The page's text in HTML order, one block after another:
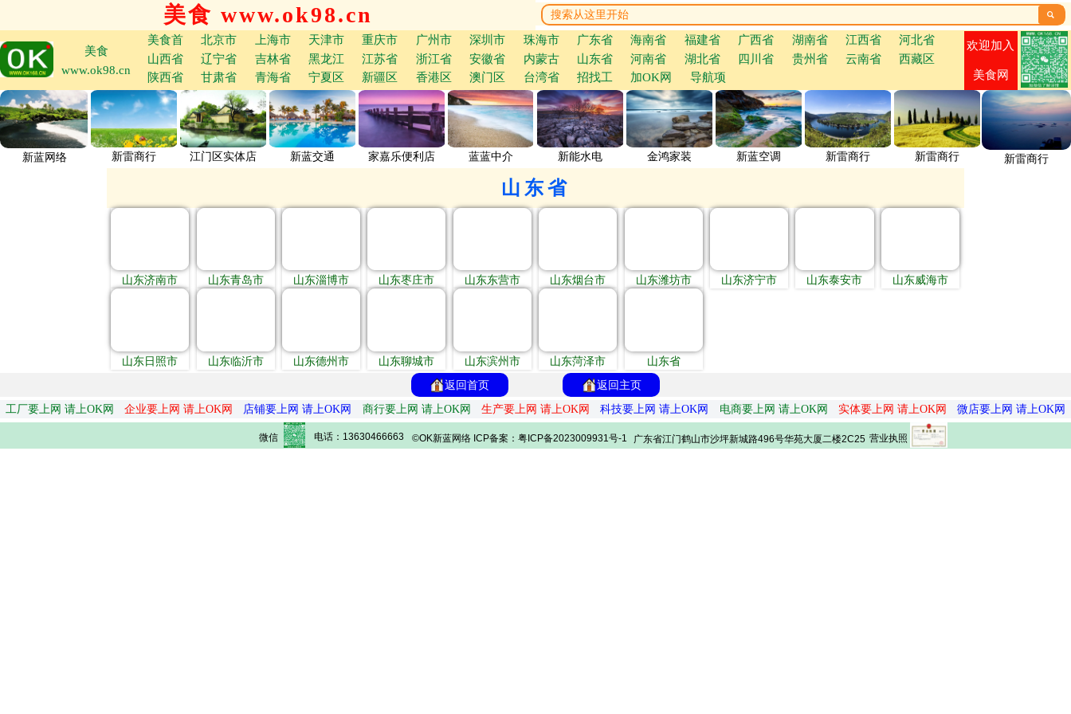
美食 www.ok98.cn 
美食
www.ok98.cn
美食首 北京市 上海市 天津市 重庆市 广州市 深圳市 珠海市 广东省 海南省 福建省 广西省 湖南省 江西省
河北省
山西省
辽宁省 吉林省 黑龙江 江苏省 浙江省 安徽省 内蒙古 山东省 河南省 湖北省 四川省 贵州省 云南省
西藏区
陕西省
甘肃省 青海省 宁夏区 新疆区 香港区 澳门区 台湾省 招找工 加OK网 导航项
欢迎加入
美食网
新蓝网络 新雷商行 江门区实体店 新蓝交通 家嘉乐便利店 蓝蓝中介 新能水电 金鸿家装 新蓝空调 新雷商行 新雷商行 新雷商行
山东省
山东济南市 山东青岛市 山东淄博市 山东枣庄市 山东东营市 山东烟台市 山东潍坊市 山东济宁市 山东泰安市 山东威海市
山东日照市 山东临沂市 山东德州市 山东聊城市 山东滨州市 山东菏泽市
山东省
返回首页
返回主页
工厂要上网 请上OK网
企业要上网 请上OK网 店铺要上网 请上OK网 商行要上网 请上OK网 生产要上网 请上OK网 科技要上网 请上OK网 电商要上网 请上OK网 实体要上网 请上OK网 微店要上网 请上OK网
微信 电话：13630466663 ©OK新蓝网络 ICP备案：粤ICP备2023009931号-1 广东省江门鹤山市沙坪新城路496号华苑大厦二楼2C25 营业执照